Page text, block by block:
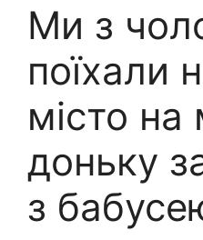
Ми з
поїхали
місто на
доньку
з